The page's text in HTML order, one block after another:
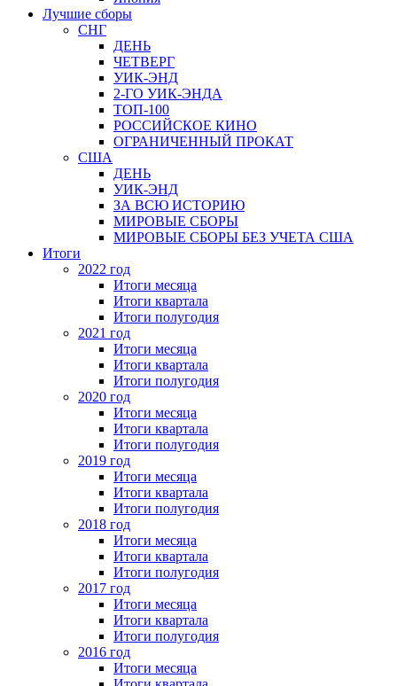
Лучшие сборы
СНГ
ДЕНЬ
ЧЕТВЕРГ
УИК-ЭНД
2-ГО УИК-ЭНДА
ТОП-100
РОССИЙСКОЕ КИНО
ОГРАНИЧЕННЫЙ ПРОКАТ
США
ДЕНЬ
УИК-ЭНД
ЗА ВСЮ ИСТОРИЮ
МИРОВЫЕ СБОРЫ
МИРОВЫЕ СБОРЫ БЕЗ УЧЕТА США
Итоги
2022 год
Итоги месяца
Итоги квартала
Итоги полугодия
2021 год
Итоги месяца
Итоги квартала
Итоги полугодия
2020 год
Итоги месяца
Итоги квартала
Итоги полугодия
2019 год
Итоги месяца
Итоги квартала
Итоги полугодия
2018 год
Итоги месяца
Итоги квартала
Итоги полугодия
2017 год
Итоги месяца
Итоги квартала
Итоги полугодия
2016 год
Итоги месяца